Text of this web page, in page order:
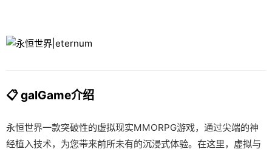
📋 galGame介绍
永恒世界一款突破性的虚拟现实MMORPG游戏，通过尖端的神
经植入技术，为您带来前所未有的沉浸式体验。在这里，虚拟与